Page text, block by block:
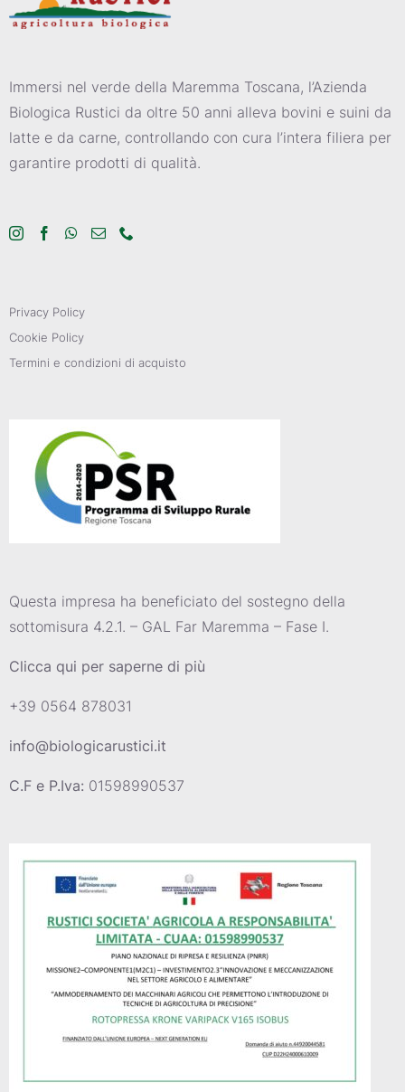
Immersi nel verde della Maremma Toscana, l’Azienda
Biologica Rustici da oltre 50 anni alleva bovini e suini da
latte e da carne, controllando con cura l’intera filiera per
garantire prodotti di qualità.
Privacy Policy
Cookie Policy
Termini e condizioni di acquisto
Questa impresa ha beneficiato del sostegno della
sottomisura 4.2.1. – GAL Far Maremma – Fase I.
Clicca qui per saperne di più
+39 0564 878031
info@biologicarustici.it
C.F e P.Iva: 01598990537